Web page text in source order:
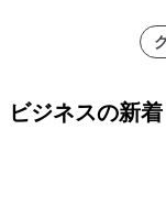
ビジネスの新着